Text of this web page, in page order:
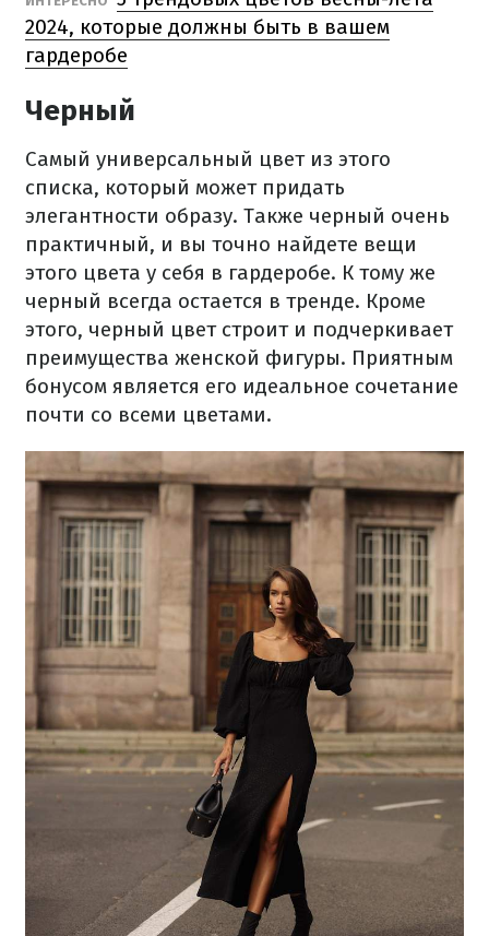
2024, которые должны быть в вашем
гардеробе
Черный
Самый универсальный цвет из этого
списка, который может придать
элегантности образу. Также черный очень
практичный, и вы точно найдете вещи
этого цвета у себя в гардеробе. К тому же
черный всегда остается в тренде. Кроме
этого, черный цвет строит и подчеркивает
преимущества женской фигуры. Приятным
бонусом является его идеальное сочетание
почти со всеми цветами.